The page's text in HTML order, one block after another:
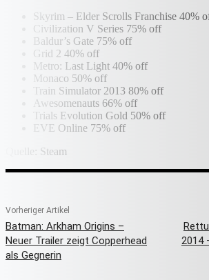
Skyrim – Elder Scrolls Franchise 40%
Civilization V Series 75% off
Baldur’s Gate 75% off
Grid 2 40% off
Metro: Last Light 40% off
Monaco 50% off
Train Simulator 2013 80% off
Awesomenauts 66% off
Trials Evolution Gold 50% off
EVE Online 75% off
Quelle: Steam
Vorheriger Artikel
Batman: Arkham Origins –
Neuer Trailer zeigt Copperhead
als Gegnerin
2014